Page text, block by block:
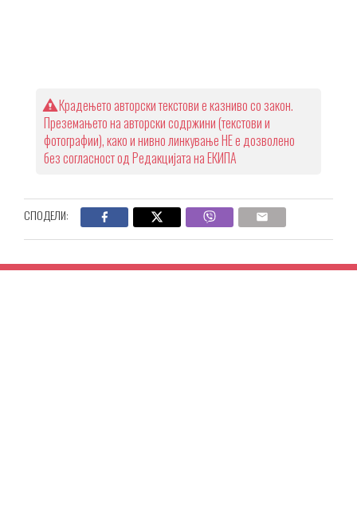
Крадењето авторски текстови е казниво со закон.
Преземањето на авторски содржини (текстови и
фотографии), како и нивно линкување НЕ е дозволено
без согласност од Редакцијата на ЕКИПА
СПОДЕЛИ: